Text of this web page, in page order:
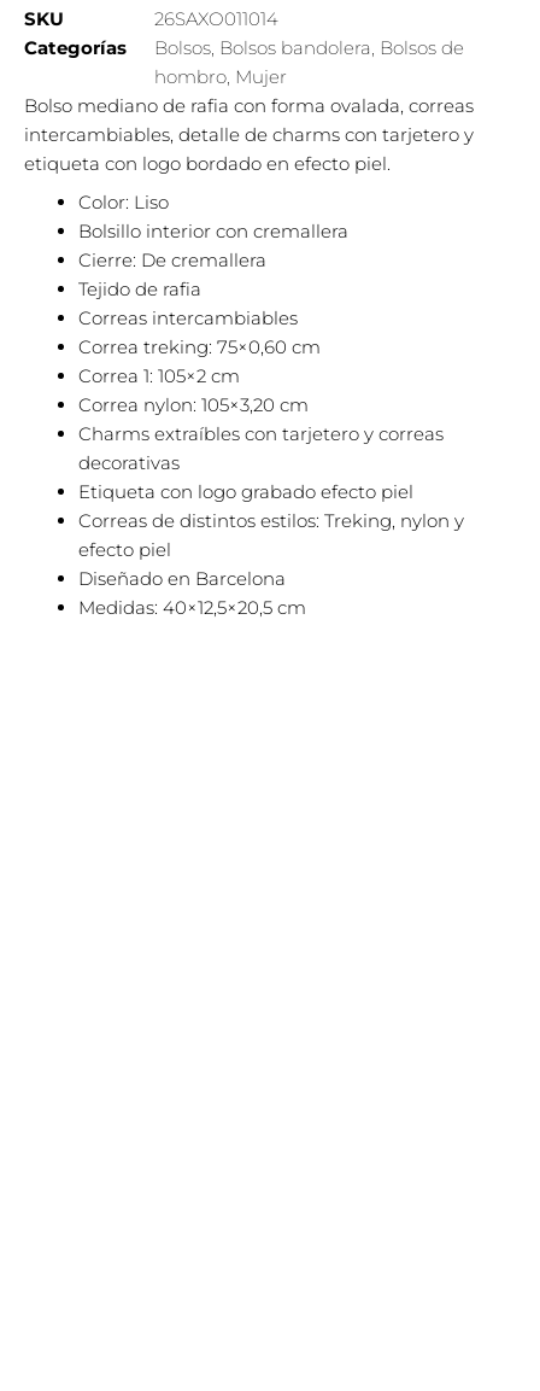
SKU
26SAXO011014
Categorías
Bolsos Bolsos bandolera Bolsos de
hombro Mujer
Bolso mediano de rafia con forma ovalada, correas
intercambiables, detalle de charms con tarjetero y
etiqueta con logo bordado en efecto piel.
Color: Liso
Bolsillo interior con cremallera
Cierre: De cremallera
Tejido de rafia
Correas intercambiables
Correa treking: 75×0,60 cm
Correa 1: 105×2 cm
Correa nylon: 105×3,20 cm
Charms extraíbles con tarjetero y correas
decorativas
Etiqueta con logo grabado efecto piel
Correas de distintos estilos: Treking, nylon y
efecto piel
Diseñado en Barcelona
Medidas: 40×12,5×20,5 cm